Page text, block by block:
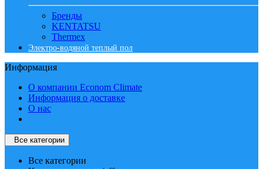
Бренды
KENTATSU
Thermex
Электро-водяной теплый пол
Информация
О компании Econom Climate
Информация о доставке
О нас
Все категории
Все категории